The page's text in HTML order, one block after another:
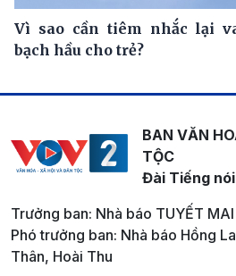
Vì sao cần tiêm nhắc lại
bạch hầu cho trẻ?
BAN VĂN
TỘC
Đài Tiếng
Trưởng ban: Nhà báo TUYẾT MAI
Phó trưởng ban: Nhà báo Hồng
Thân, Hoài Thu